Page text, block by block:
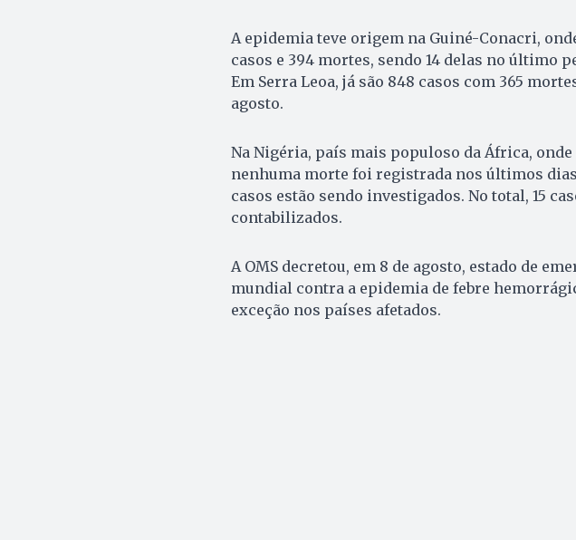
A epidemia teve origem na Guiné-Conacri,
casos e 394 mortes, sendo 14 delas no último
Em Serra Leoa, já são 848 casos com 365
agosto.
Na Nigéria, país mais populoso da África,
nenhuma morte foi registrada nos últimos
casos estão sendo investigados. No total, 15
contabilizados.
A OMS decretou, em 8 de agosto, estado de
mundial contra a epidemia de febre
exceção nos países afetados.